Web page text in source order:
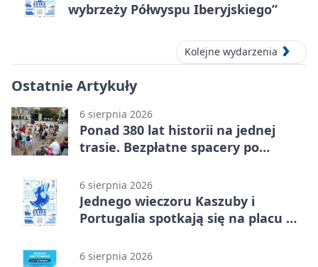
wybrzeży Półwyspu Iberyjskiego”
Kolejne wydarzenia
Ostatnie Artykuły
6 sierpnia 2026
Ponad 380 lat historii na jednej
trasie. Bezpłatne spacery po
6 sierpnia 2026
Jednego wieczoru Kaszuby i
Portugalia spotkają się na placu w
6 sierpnia 2026